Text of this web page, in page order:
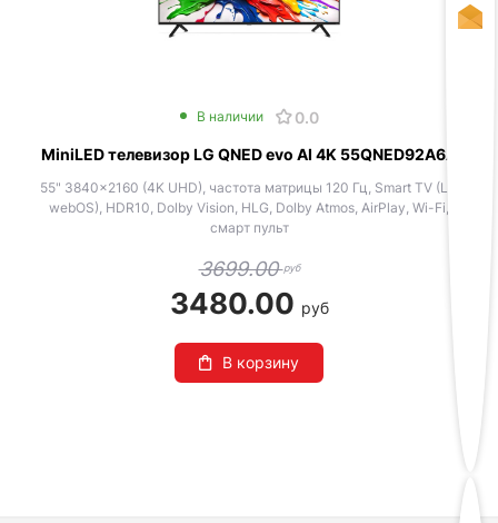
В наличии
0.0
MiniLED телевизор LG QNED evo AI 4K 55QNED92A6A
55" 3840x2160 (4K UHD), частота матрицы 120 Гц, Smart TV (LG
webOS), HDR10, Dolby Vision, HLG, Dolby Atmos, AirPlay, Wi-Fi,
смарт пульт
3699.00руб
3480.00 руб
В корзину